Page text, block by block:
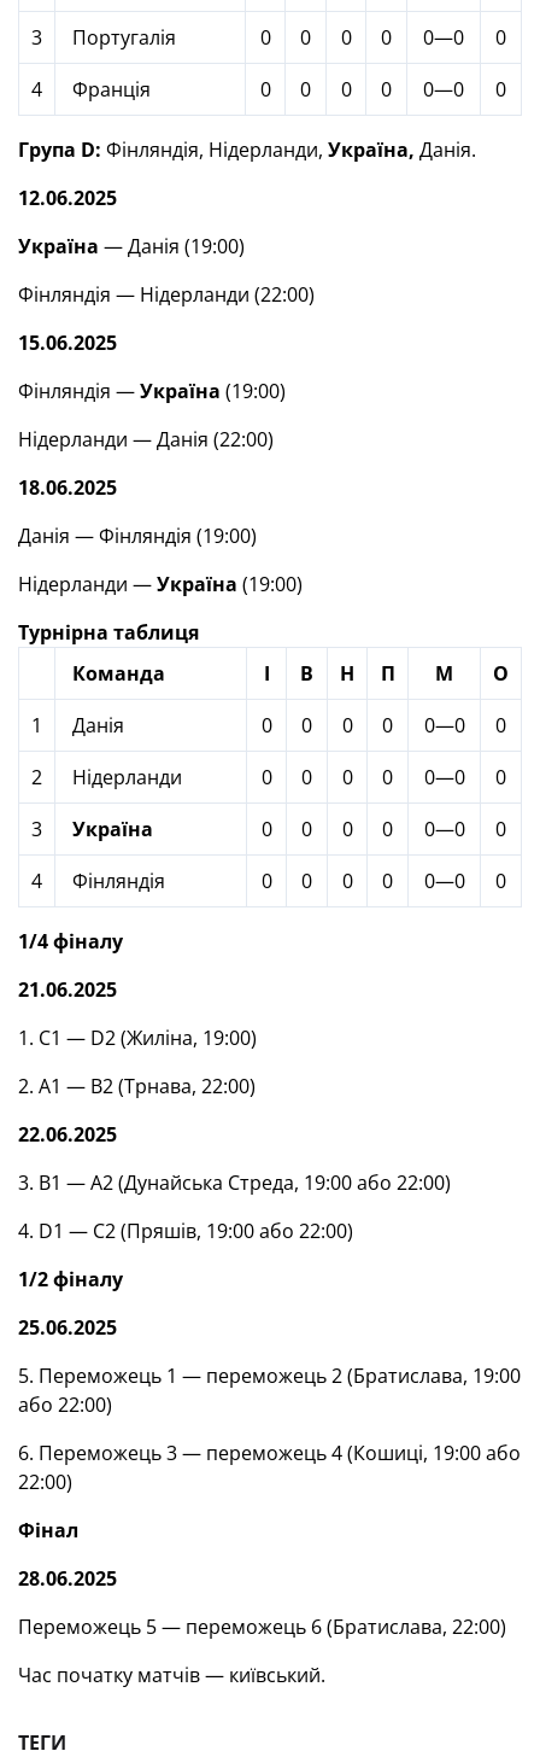
3
Португалія 0 0 0 0 0—0
0
4
Франція 0 0 0 0 0—0 0
Група D: Фінляндія, Нідерланди, Україна, Данія.
12.06.2025
Україна — Данія (19:00)
Фінляндія — Нідерланди (22:00)
15.06.2025
Фінляндія —Україна (19:00)
Нідерланди — Данія (22:00)
18.06.2025
Данія — Фінляндія (19:00)
Нідерланди —Україна (19:00)
Турнірна таблиця
Команда
І В Н П М
О
1
Данія 0 0 0 0 0—0
0
2
Нідерланди 0 0 0 0 0—0
0
3
Україна 0 0 0 0 0—0
0
4
Фінляндія 0 0 0 0 0—0 0
1/4 фіналу
21.06.2025
1. С1 — D2 (Жиліна, 19:00)
2. А1 — В2 (Трнава, 22:00)
22.06.2025
3. В1 — А2 (Дунайська Стреда, 19:00 або 22:00)
4. D1 — С2 (Пряшів, 19:00 або 22:00)
1/2 фіналу
25.06.2025
5. Переможець 1 — переможець 2 (Братислава, 19:00
або 22:00)
6. Переможець 3 — переможець 4 (Кошиці, 19:00 або
22:00)
Фінал
28.06.2025
Переможець 5 — переможець 6 (Братислава, 22:00)
Час початку матчів — київський.
ТЕГИ